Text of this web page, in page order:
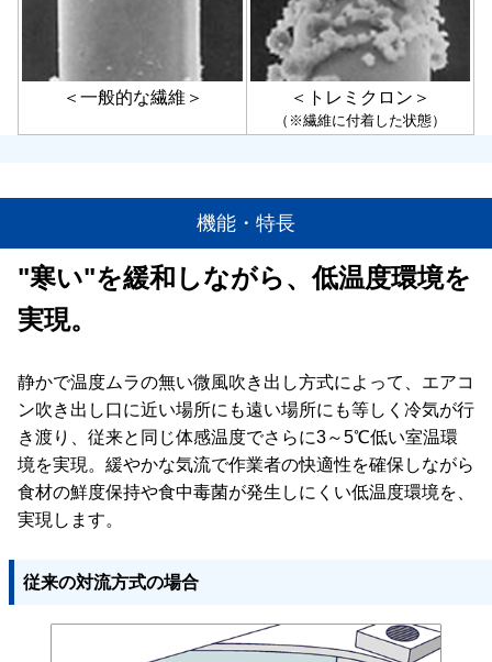
＜一般的な繊維＞ ＜トレミクロン＞
（※繊維に付着した状態）
機能・特長
"寒い"を緩和しながら、低温度環境を
実現。
静かで温度ムラの無い微風吹き出し方式によって、エアコ
ン吹き出し口に近い場所にも遠い場所にも等しく冷気が行
き渡り、従来と同じ体感温度でさらに3～5℃低い室温環
境を実現。緩やかな気流で作業者の快適性を確保しながら
食材の鮮度保持や食中毒菌が発生しにくい低温度環境を、
実現します。
従来の対流方式の場合